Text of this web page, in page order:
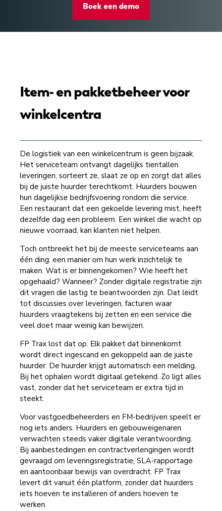
Boek een demo
Item- en pakketbeheer voor
winkelcentra
De logistiek van een winkelcentrum is geen bijzaak.
Het serviceteam ontvangt dagelijks tientallen
leveringen, sorteert ze, slaat ze op en zorgt dat alles
bij de juiste huurder terechtkomt. Huurders bouwen
hun dagelijkse bedrijfsvoering rondom die service.
Een restaurant dat een gekoelde levering mist, heeft
dezelfde dag een probleem. Een winkel die wacht op
nieuwe voorraad, kan klanten niet helpen.
Toch ontbreekt het bij de meeste serviceteams aan
één ding: een manier om hun werk inzichtelijk te
maken. Wat is er binnengekomen? Wie heeft het
opgehaald? Wanneer? Zonder digitale registratie zijn
dit vragen die lastig te beantwoorden zijn. Dat leidt
tot discussies over leveringen, facturen waar
huurders vraagtekens bij zetten en een service die
veel doet maar weinig kan bewijzen.
FP Trax lost dat op. Elk pakket dat binnenkomt
wordt direct ingescand en gekoppeld aan de juiste
huurder. De huurder krijgt automatisch een melding.
Bij het ophalen wordt digitaal getekend. Zo ligt alles
vast, zonder dat het serviceteam er extra tijd in
steekt.
Voor vastgoedbeheerders en FM-bedrijven speelt er
nog iets anders. Huurders en gebouweigenaren
verwachten steeds vaker digitale verantwoording.
Bij aanbestedingen en contractverlengingen wordt
gevraagd om leveringsregistratie, SLA-rapportage
en aantoonbaar bewijs van overdracht. FP Trax
levert dit vanuit één platform, zonder dat huurders
iets hoeven te installeren of anders hoeven te
werken.